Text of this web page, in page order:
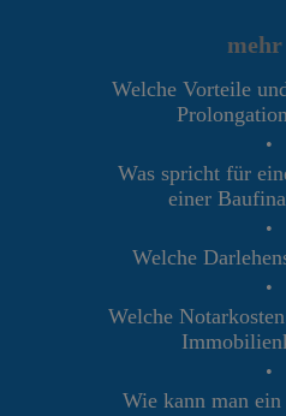
mehr
Welche Vorteile
•
Was spricht für
einer
•
Welche
•
Welche
•
Wie kann man